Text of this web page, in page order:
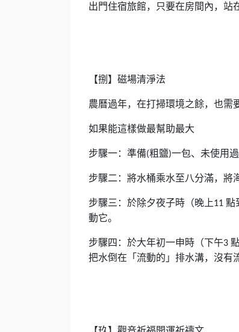
出門住宿旅館，只要在房間內，站
【捌】磁場清淨法
農曆過年，在打掃環境之餘，也需
如果能這樣做最幫助最大
步驟一：準備(粗鹽)一包、未使用
步驟二：將水桶乘水至八分滿，將
步驟三：於除夕夜子時（晚上11 點
動它。
步驟四：於大年初一申時（下午3
把水倒在「流動的」排水溝，沒有